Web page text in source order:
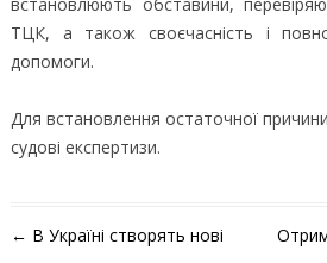
ТЦК, а також своєчасність і
допомоги.
Для встановлення остаточної
судові експертизи.
Навігація по запису
← В Україні створять нові